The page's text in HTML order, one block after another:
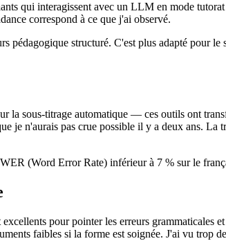
qui interagissent avec un LLM en mode
correspond à ce que j'ai observé.
structuré. C'est plus adapté pour
sous-titrage automatique — ces outils ont
je n'aurais pas crue possible il y a deux ans.
(Word Error Rate) inférieur à 7 % sur le
pour pointer les erreurs grammaticales
faibles si la forme est soignée. J'ai vu trop